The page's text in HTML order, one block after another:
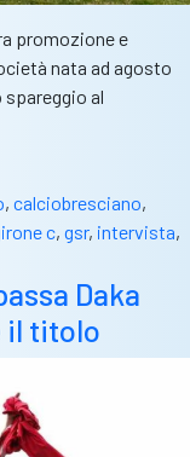
promozione e
nata ad agosto
spareggio al
, calciobresciano,
c, gsr, intervista,
Daka
il titolo